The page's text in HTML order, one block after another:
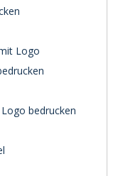
Logo
bedrucken